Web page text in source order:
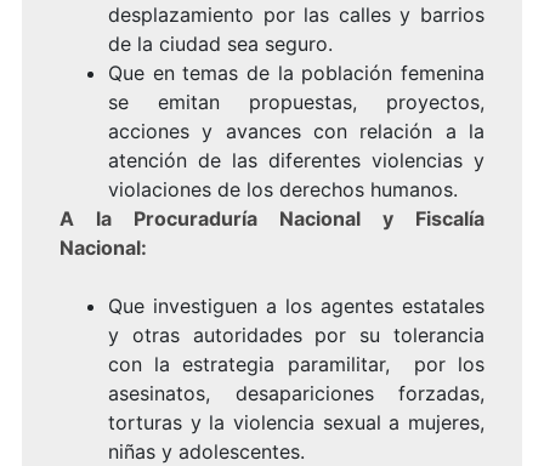
desplazamiento por las calles y barrios
de la ciudad sea seguro.
Que en temas de la población femenina
se emitan propuestas, proyectos,
acciones y avances con relación a la
atención de las diferentes violencias y
violaciones de los derechos humanos.
A la Procuraduría Nacional y Fiscalía
Nacional:
Que investiguen a los agentes estatales
y otras autoridades por su tolerancia
con la estrategia paramilitar, por los
asesinatos, desapariciones forzadas,
torturas y la violencia sexual a mujeres,
niñas y adolescentes.